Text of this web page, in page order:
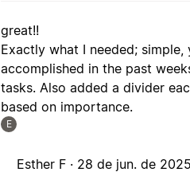
great!!
Exactly what I needed;
accomplished in the past
tasks. Also added a divider
based on importance.
E
Esther F · 28 de jun. de 2025